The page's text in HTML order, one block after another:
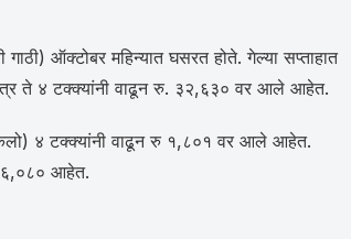
ऑक्टोबर महिन्यात घसरत होते. गेल्या सप्ताहात
ते ४ टक्क्यांनी वाढून रु. ३२,६३० वर आले आहेत.
४ टक्क्यांनी वाढून रु १,८०१ वर आले आहेत.
६,०८० आहेत.